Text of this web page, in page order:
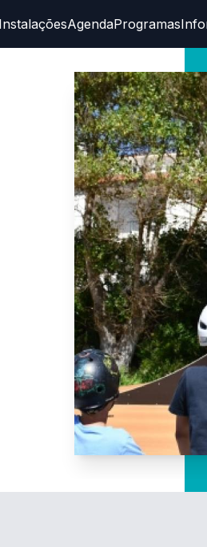
InstalaçõesAgendaProgramas